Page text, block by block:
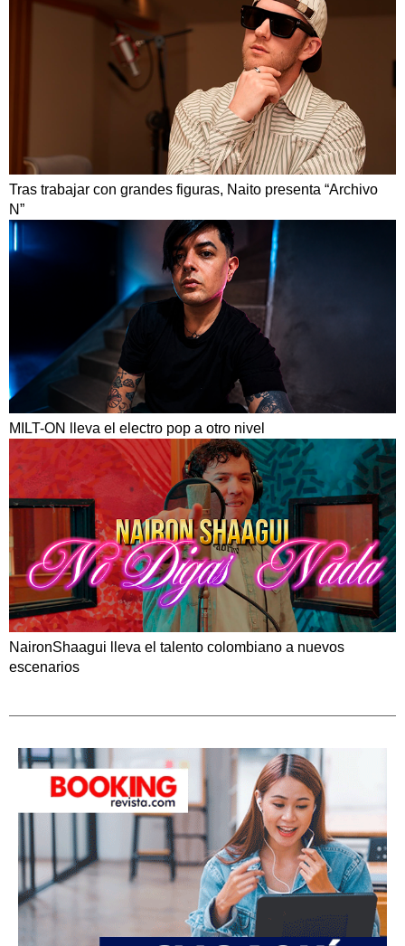
Tras trabajar con grandes figuras, Naito presenta “Archivo
N”
MILT-ON lleva el electro pop a otro nivel
NaironShaagui lleva el talento colombiano a nuevos
escenarios